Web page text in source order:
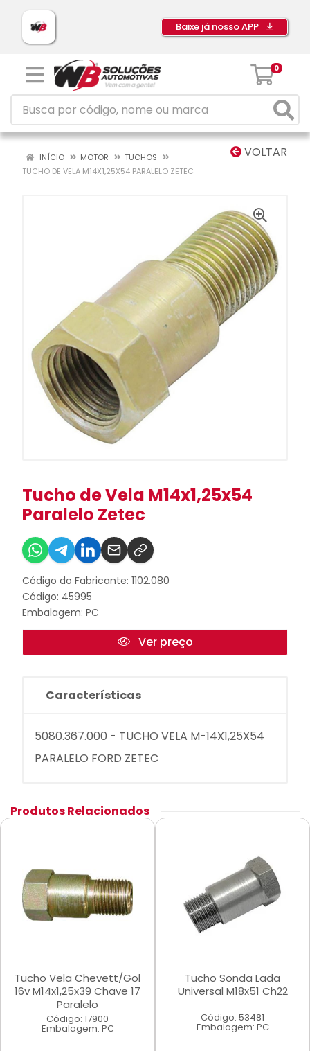
Baixe já nosso APP
0
VOLTAR
INÍCIO MOTOR
TUCHOS
TUCHO DE VELA M14X1,25X54 PARALELO ZETEC
Tucho de Vela M14x1,25x54
Paralelo Zetec
Código do Fabricante: 1102.080
Código: 45995
Embalagem: PC
Ver preço
Características
5080.367.000 - TUCHO VELA M-14X1,25X54
PARALELO FORD ZETEC
Produtos Relacionados
Tucho Vela Chevett/Gol
16v M14x1,25x39 Chave 17
Paralelo
Código: 17900
Embalagem: PC
Tucho Sonda Lada
Universal M18x51 Ch22
Código: 53481
Embalagem: PC